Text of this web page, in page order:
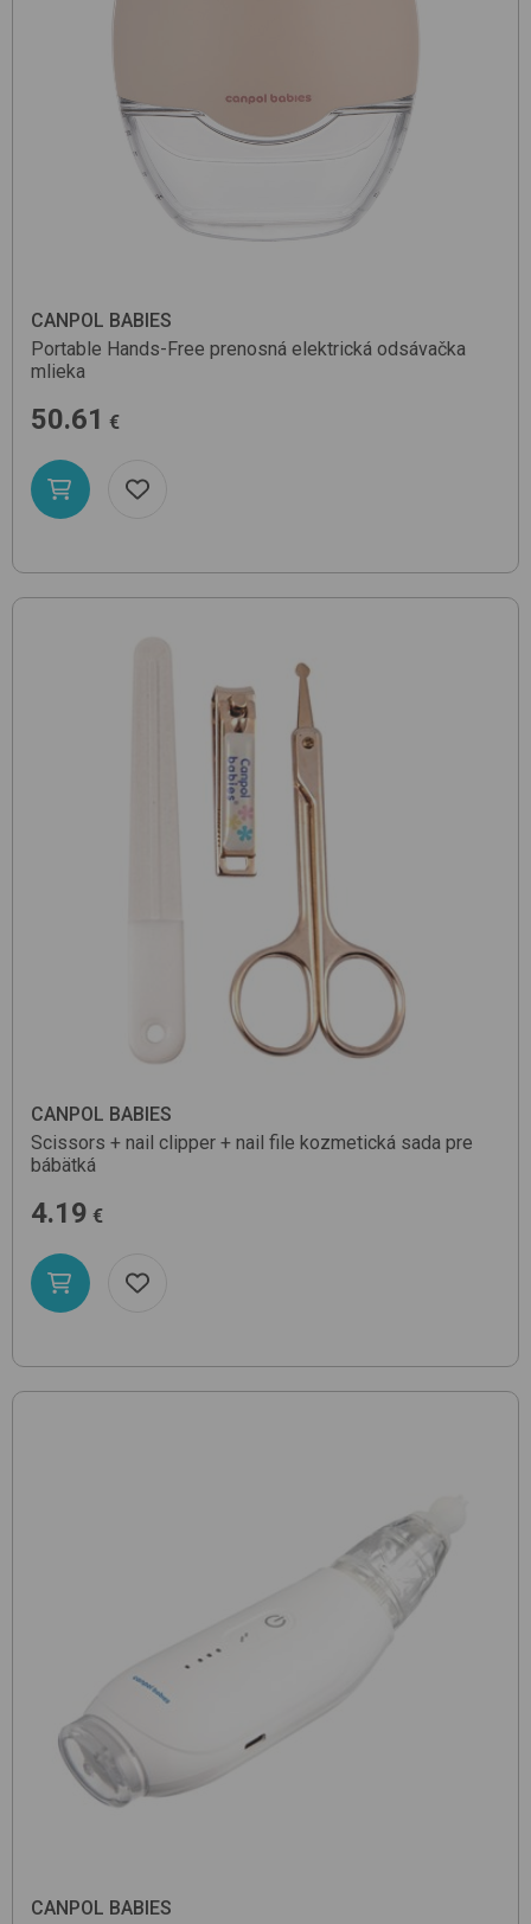
CANPOL BABIES
Portable Hands-Free prenosná elektrická odsávačka
mlieka
50.61 €
CANPOL BABIES
Scissors + nail clipper + nail file kozmetická sada pre
bábätká
4.19 €
CANPOL BABIES